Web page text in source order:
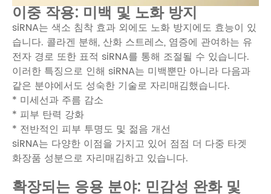
이중 작용: 미백 및 노화 방지
siRNA는 색소 침착 효과 외에도 노화 방지에도 효능이 있
습니다. 콜라겐 분해, 산화 스트레스, 염증에 관여하는 유
전자 경로 또한 표적 siRNA를 통해 조절될 수 있습니다.
이러한 특징으로 인해 siRNA는 미백뿐만 아니라 다음과
같은 분야에서도 성숙한 기술로 자리매김했습니다.
* 미세선과 주름 감소
* 피부 탄력 강화
* 전반적인 피부 투명도 및 젊음 개선
siRNA는 다양한 이점을 가지고 있어 점점 더 다중 타겟
화장품 성분으로 자리매김하고 있습니다.
확장되는 응용 분야: 민감성 완화 및